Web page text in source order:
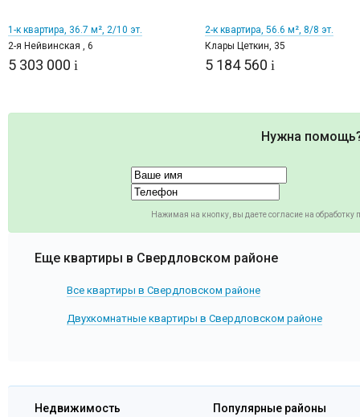
1-к квартира, 36.7 м², 2/10 эт.
2-я Нейвинская , 6
5 303 000 i
2-к квартира, 56.6 м², 8/8 эт.
Клары Цеткин, 35
5 184 560 i
Нужна
Нажимая на кнопку, вы даете согласие на
Еще квартиры в Свердловском районе
Все квартиры в Свердловском районе
Двухкомнатные квартиры в Свердловском районе
Недвижимость Популярные районы